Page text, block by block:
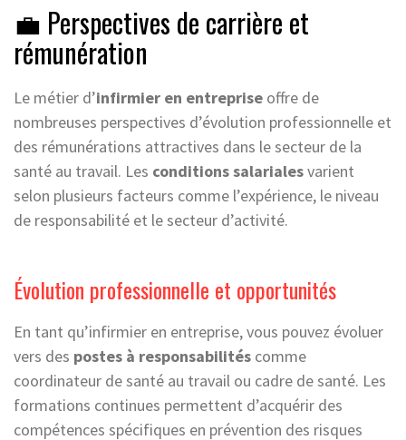
💼 Perspectives de carrière et
rémunération
Le métier d’infirmier en entreprise offre de
nombreuses perspectives d’évolution professionnelle et
des rémunérations attractives dans le secteur de la
santé au travail. Les conditions salarialesvarient
selon plusieurs facteurs comme l’expérience, le niveau
de responsabilité et le secteur d’activité.
Évolution professionnelle et opportunités
En tant qu’infirmier en entreprise, vous pouvez évoluer
vers des postes à responsabilités comme
coordinateur de santé au travail ou cadre de santé. Les
formations continues permettent d’acquérir des
compétences spécifiques en prévention des risques